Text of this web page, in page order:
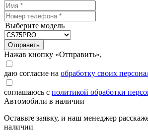
Выберите модель
Отправить
Нажав кнопку «Отправить»,
даю согласие на обработку своих
соглашаюсь с политикой обработки
Автомобили в наличии
Оставьте заявку, и наш менеджер
наличии